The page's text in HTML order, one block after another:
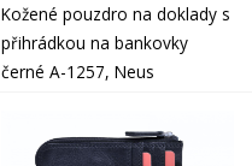
Kožené pouzdro na doklady s
přihrádkou na bankovky
černé A-1257, Neus